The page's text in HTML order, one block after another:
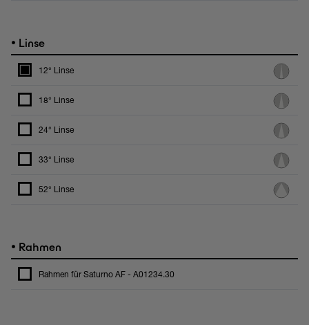
• Linse
12° Linse
18° Linse
24° Linse
33° Linse
52° Linse
• Rahmen
Rahmen für Saturno AF - A01234.30